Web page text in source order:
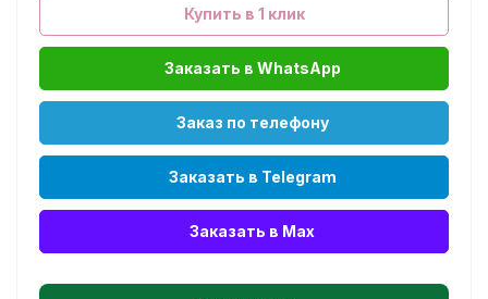
Купить в 1 клик
Заказать в WhatsApp
Заказ по телефону
Заказать в Telegram
Заказать в Max